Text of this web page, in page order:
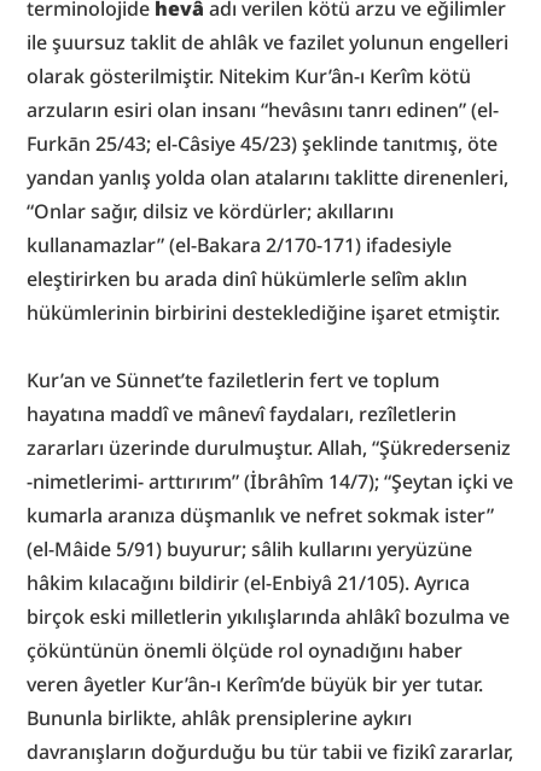
terminolojide hevâ adı verilen kötü arzu ve eğilimler
ile şuursuz taklit de ahlâk ve fazilet yolunun engelleri
olarak gösterilmiştir. Nitekim Kur’ân-ı Kerîm kötü
arzuların esiri olan insanı “hevâsını tanrı edinen” (el-
Furkān 25/43; el-Câsiye 45/23) şeklinde tanıtmış, öte
yandan yanlış yolda olan atalarını taklitte direnenleri,
“Onlar sağır, dilsiz ve kördürler; akıllarını
kullanamazlar” (el-Bakara 2/170-171) ifadesiyle
eleştirirken bu arada dinî hükümlerle selîm aklın
hükümlerinin birbirini desteklediğine işaret etmiştir.
Kur’an ve Sünnet’te faziletlerin fert ve toplum
hayatına maddî ve mânevî faydaları, rezîletlerin
zararları üzerinde durulmuştur. Allah, “Şükrederseniz
-nimetlerimi- arttırırım” (İbrâhîm 14/7); “Şeytan içki ve
kumarla aranıza düşmanlık ve nefret sokmak ister”
(el-Mâide 5/91) buyurur; sâlih kullarını yeryüzüne
hâkim kılacağını bildirir (el-Enbiyâ 21/105). Ayrıca
birçok eski milletlerin yıkılışlarında ahlâkî bozulma ve
çöküntünün önemli ölçüde rol oynadığını haber
veren âyetler Kur’ân-ı Kerîm’de büyük bir yer tutar.
Bununla birlikte, ahlâk prensiplerine aykırı
davranışların doğurduğu bu tür tabii ve fizikî zararlar,